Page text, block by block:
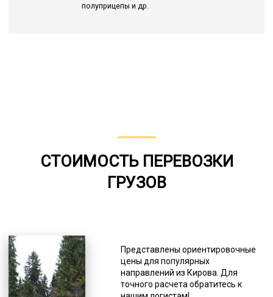
полуприцепы и др.
СТОИМОСТЬ ПЕРЕВОЗКИ
ГРУЗОВ
Представлены ориентировочные
цены для популярных
направлений из Кирова. Для
точного расчета обратитесь к